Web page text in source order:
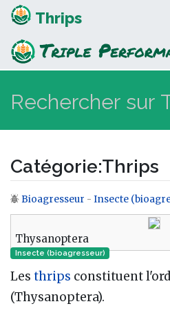
Thrips
Catégorie:Thrips
Aller à :navigation,
Bioagresseur - Insecte
Thysanoptera
Insecte (bioagresseur)
Les thrips constituent
(Thysanoptera).